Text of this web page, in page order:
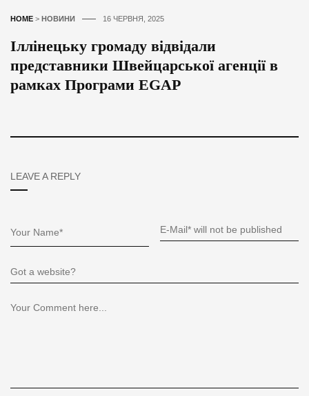
HOME > НОВИНИ 16 ЧЕРВНЯ, 2025
Іллінецьку громаду відвідали
представники Швейцарської агенції в
рамках Програми EGAP
LEAVE A REPLY